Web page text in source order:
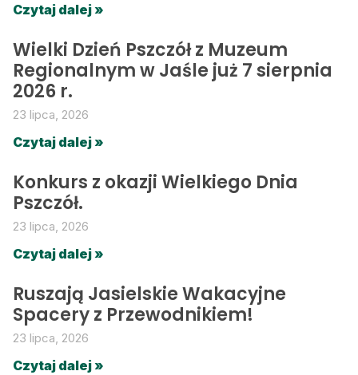
Czytaj dalej »
Wielki Dzień Pszczół z Muzeum
Regionalnym w Jaśle już 7 sierpnia
2026 r.
23 lipca, 2026
Czytaj dalej »
Konkurs z okazji Wielkiego Dnia
Pszczół.
23 lipca, 2026
Czytaj dalej »
Ruszają Jasielskie Wakacyjne
Spacery z Przewodnikiem!
23 lipca, 2026
Czytaj dalej »